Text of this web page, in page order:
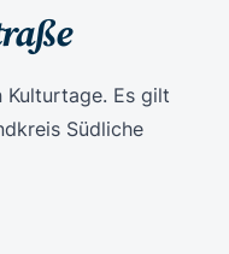
Kulturtage. Es gilt
Südliche